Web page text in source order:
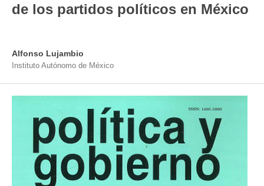
de los partidos políticos en México
Alfonso Lujambio
Instituto Autónomo de México